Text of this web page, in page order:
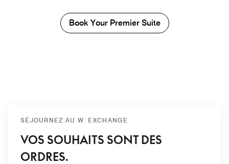
Book Your Premier Suite
SÉJOURNEZ AU W EXCHANGE
VOS SOUHAITS SONT DES
ORDRES.